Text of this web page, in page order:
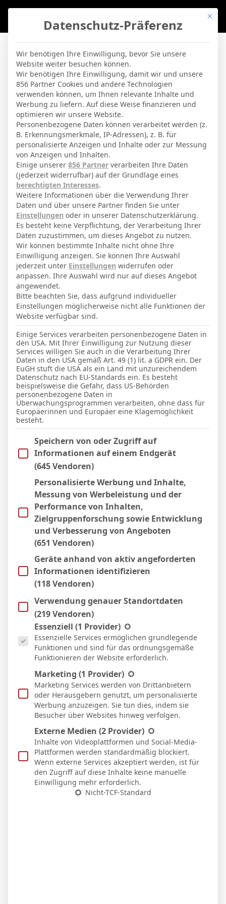
T. Zimmerschied
Micha Sassie 16. April 2026
Voller Name Tom Zimmerschied
Position Mittelfeldspieler
Aktuelles Team SV Elversberg
Nationalität
Geburtsort
Koblenz
Geburtstag 22. September 1998
Alter 27
Gewicht (kg) 69
Größe (cm) 180
GESAMTE STATISTIK
Pokal
2 2 161′
LETZTE BEGEGNUNGEN
Datum Ergebnis
28 Okt. 2025
Auswärts
N
3:0
17 Aug. 2025
Auswärts
S
0:1
90`
FacebookTwitter Pinterest LinkedInTumblr
S. Telalovic
Micha Sassie
Website
WEITERE ARTIKEL
Mit
Datenschutz-Präferenz
Wir benötigen Ihre Einwilligung, bevor Sie unsere
Website weiter besuchen können.
Wir benötigen Ihre Einwilligung, damit wir und unsere
856 Partner Cookies und andere Technologien
verwenden können, um Ihnen relevante Inhalte und
Werbung zu liefern. Auf diese Weise finanzieren und
optimieren wir unsere Website.
Personenbezogene Daten können verarbeitet werden (z.
B. Erkennungsmerkmale, IP-Adressen), z. B. für
personalisierte Anzeigen und Inhalte oder zur Messung
von Anzeigen und Inhalten.
Einige unserer 856 Partner verarbeiten Ihre Daten
(jederzeit widerrufbar) auf der Grundlage eines
berechtigten Interesses.
Weitere Informationen über die Verwendung Ihrer
Daten und über unsere Partner finden Sie unter
Einstellungen oder in unserer Datenschutzerklärung.
Es besteht keine Verpflichtung, der Verarbeitung Ihrer
Daten zuzustimmen, um dieses Angebot zu nutzen.
Wir können bestimmte Inhalte nicht ohne Ihre
Einwilligung anzeigen. Sie können Ihre Auswahl
jederzeit unter Einstellungen widerrufen oder
anpassen. Ihre Auswahl wird nur auf dieses Angebot
angewendet.
Bitte beachten Sie, dass aufgrund individueller
Einstellungen möglicherweise nicht alle Funktionen der
Website verfügbar sind.
Einige Services verarbeiten personenbezogene Daten in
den USA. Mit Ihrer Einwilligung zur Nutzung dieser
Services willigen Sie auch in die Verarbeitung Ihrer
Daten in den USA gemäß Art. 49 (1) lit. a GDPR ein. Der
EuGH stuft die USA als ein Land mit unzureichendem
Datenschutz nach EU-Standards ein. Es besteht
beispielsweise die Gefahr, dass US-Behörden
personenbezogene Daten in
Überwachungsprogrammen verarbeiten, ohne dass für
Europäerinnen und Europäer eine Klagemöglichkeit
besteht.
Im Folgenden finden Sie eine Liste der Zwecke des IAB
Speichern von oder Zugriff auf
Informationen auf einem Endgerät
(645 Vendoren)
Personalisierte Werbung und Inhalte,
Messung von Werbeleistung und der
Performance von Inhalten,
Zielgruppenforschung sowie Entwicklung
und Verbesserung von Angeboten
(651 Vendoren)
Geräte anhand von aktiv angeforderten
Informationen identifizieren
(118 Vendoren)
Verwendung genauer Standortdaten
(219 Vendoren)
Es folgt eine Liste der Service-Gruppen, für die eine
Essenziell (1 Provider)
Essenzielle Services ermöglichen grundlegende
Funktionen und sind für das ordnungsgemäße
Funktionieren der Website erforderlich.
Marketing (1 Provider)
Marketing Services werden von Drittanbietern
oder Herausgebern genutzt, um personalisierte
Werbung anzuzeigen. Sie tun dies, indem sie
Besucher über Websites hinweg verfolgen.
Externe Medien (2 Provider)
Inhalte von Videoplattformen und Social-Media-
Plattformen werden standardmäßig blockiert.
Wenn externe Services akzeptiert werden, ist für
den Zugriff auf diese Inhalte keine manuelle
Einwilligung mehr erforderlich.
Nicht-TCF-Standard